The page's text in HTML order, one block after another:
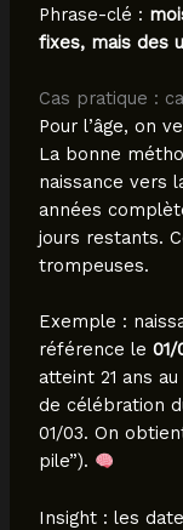
Phrase-clé :
fixes, mais des
Cas pratique :
Pour l’âge, on
La bonne
naissance vers
années
jours restants.
trompeuses.
Exemple :
référence le 01/
atteint 21 ans
de célébration
01/03. On
pile”).
Insight : les